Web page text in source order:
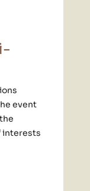
event
interests